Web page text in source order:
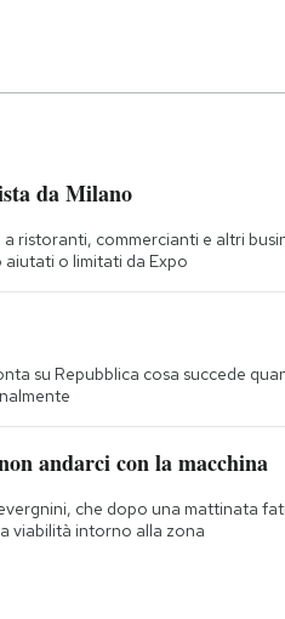
da Milano
ristoranti, commercianti e altri
o limitati da Expo
su Repubblica cosa succede
andarci con la macchina
che dopo una mattinata
viabilità intorno alla zona